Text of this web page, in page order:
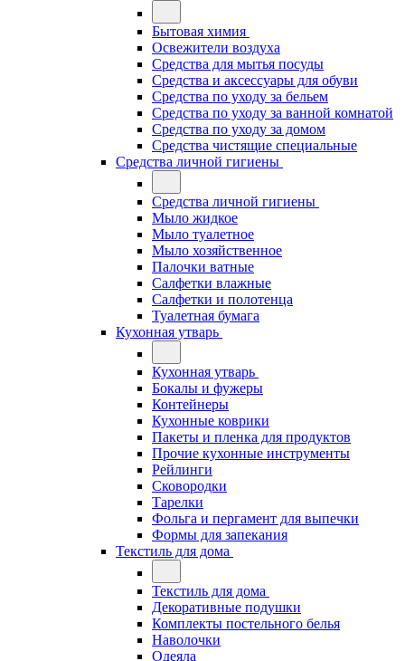
Бытовая химия
Освежители воздуха
Средства для мытья посуды
Средства и аксессуары для обуви
Средства по уходу за бельем
Средства по уходу за ванной комнатой
Средства по уходу за домом
Средства чистящие специальные
Средства личной гигиены
Средства личной гигиены
Мыло жидкое
Мыло туалетное
Мыло хозяйственное
Палочки ватные
Салфетки влажные
Салфетки и полотенца
Туалетная бумага
Кухонная утварь
Кухонная утварь
Бокалы и фужеры
Контейнеры
Кухонные коврики
Пакеты и пленка для продуктов
Прочие кухонные инструменты
Рейлинги
Сковородки
Тарелки
Фольга и пергамент для выпечки
Формы для запекания
Текстиль для дома
Текстиль для дома
Декоративные подушки
Комплекты постельного белья
Наволочки
Одеяла